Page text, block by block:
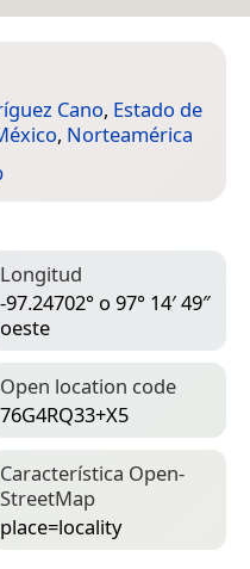
Cano, Estado de
, Norteamérica
Longitud
-97.24702° o 97° 14′ 49″
oeste
Open location code
76G4RQ33+X5
Característica Open­
Street­Map
place=­locality